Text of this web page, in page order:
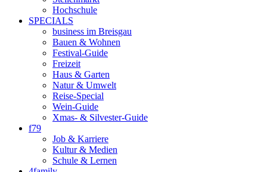
Hochschule
SPECIALS
business im Breisgau
Bauen & Wohnen
Festival-Guide
Freizeit
Haus & Garten
Natur & Umwelt
Reise-Special
Wein-Guide
Xmas- & Silvester-Guide
f79
Job & Karriere
Kultur & Medien
Schule & Lernen